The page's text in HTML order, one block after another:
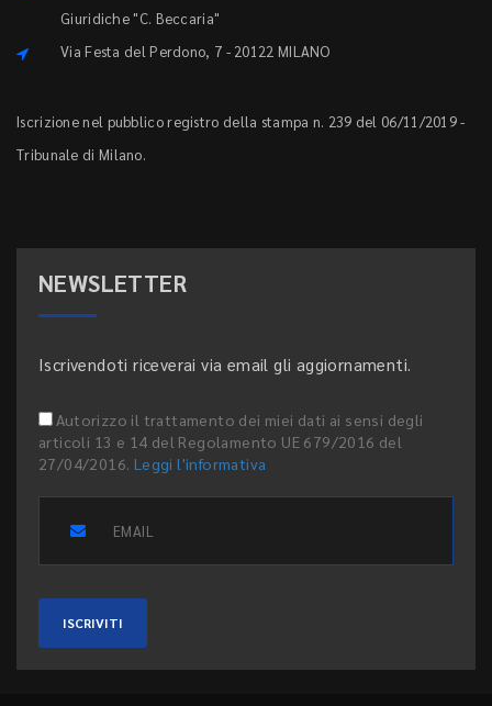
Giuridiche "C. Beccaria"
Via Festa del Perdono, 7 - 20122 MILANO
Iscrizione nel pubblico registro della stampa n. 239 del 06/11/2019 -
Tribunale di Milano.
NEWSLETTER
Iscrivendoti riceverai via email gli aggiornamenti.
Autorizzo il trattamento dei miei dati ai sensi degli
articoli 13 e 14 del Regolamento UE 679/2016 del
27/04/2016. Leggi l'informativa
ISCRIVITI